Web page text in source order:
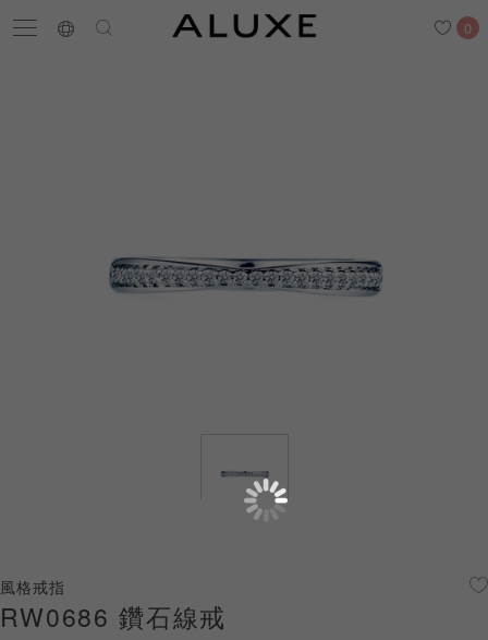
0
最新消息 門市一覽 預約來店
黃金金飾
風格戒指
RW0686 鑽石線戒